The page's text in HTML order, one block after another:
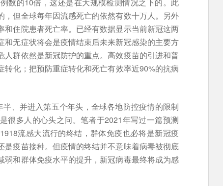
但全球每年因流感死亡的依然有数十万人。另外
住院患者死亡率。已经有数据显示当前新冠这两
无症状将会是疫情结束后未来新冠感染的主要方
人群依然是新冠防护的重点。高效疫苗的引进和普
化；把预防重症转化和死亡有效率近90%的抗病
半、并进入第五个年头，全球各地防控疫情的限制
很多人的心头之问。笔者于2021年写过一篇预测
流感大流行的终结，群体免疫也必将是新冠疫
疫苗接种。但疫情的终结并不意味着病毒被彻底
和群体免疫水平的提升，新冠病毒最终将成为感